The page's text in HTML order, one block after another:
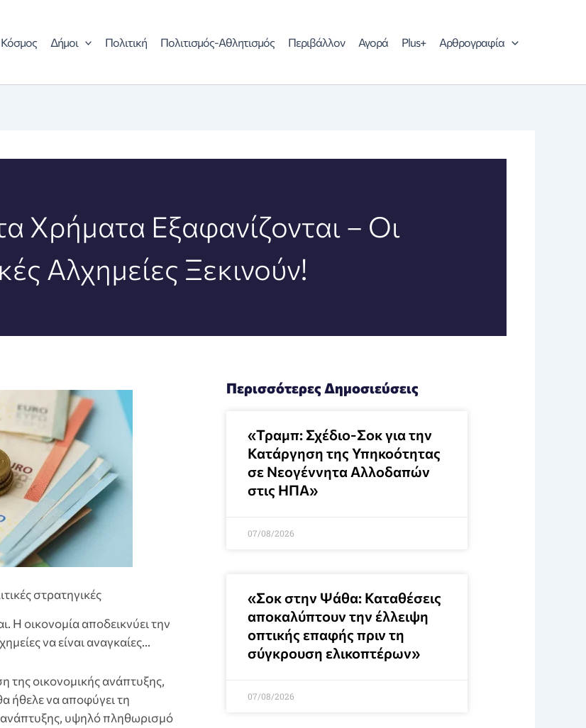
Κόσμος Δήμοι Πολιτική Πολιτισμός-Αθλητισμός Περιβάλλον Αγορά Plus+ Αρθρογραφία
Χρήματα Εξαφανίζονται – Οι
Αλχημείες Ξεκινούν!
στρατηγικές
Η οικονομία αποδεικνύει την
να είναι αναγκαίες…
της οικονομικής ανάπτυξης,
ήθελε να αποφύγει τη
υψηλό πληθωρισμό
Περισσότερες Δημοσιεύσεις
«Τραμπ: Σχέδιο-Σοκ για την
Κατάργηση της Υπηκοότητας
σε Νεογέννητα Αλλοδαπών
στις ΗΠΑ»
07/08/2026
«Σοκ στην Ψάθα: Καταθέσεις
αποκαλύπτουν την έλλειψη
οπτικής επαφής πριν τη
σύγκρουση ελικοπτέρων»
07/08/2026